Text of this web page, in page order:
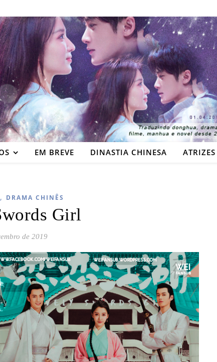
EM BREVE DINASTIA CHINESA ATRIZES
, DRAMA CHINÊS
Girl
de 2019